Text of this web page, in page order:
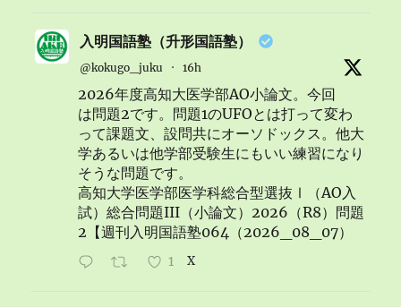
入明国語塾（升形国語塾）
@kokugo_juku · 16h
2026年度高知大医学部AO小論文。今回
は問題2です。問題1のUFOとは打って変わ
って課題文、設問共にオーソドックス。他大
学あるいは他学部受験生にもいい練習になり
そうな問題です。
高知大学医学部医学科総合型選抜Ⅰ（AO入
試）総合問題III（小論文）2026（R8）問題
2【週刊入明国語塾064（2026_08_07）
1 X